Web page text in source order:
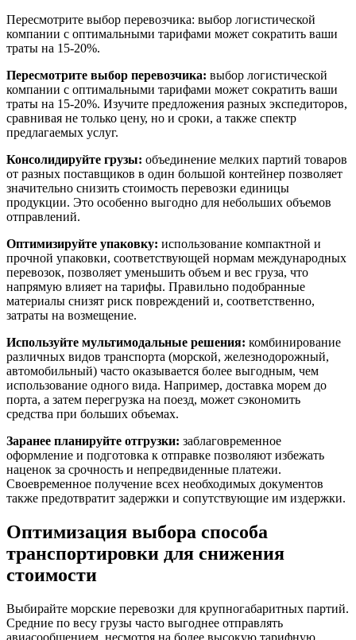
Пересмотрите выбор перевозчика: выбор логистической
компании с оптимальными тарифами может сократить ваши
траты на 15-20%.
Пересмотрите выбор перевозчика: выбор логистической
компании с оптимальными тарифами может сократить ваши
траты на 15-20%. Изучите предложения разных экспедиторов,
сравнивая не только цену, но и сроки, а также спектр
предлагаемых услуг.
Консолидируйте грузы: объединение мелких партий товаров
от разных поставщиков в один большой контейнер позволяет
значительно снизить стоимость перевозки единицы
продукции. Это особенно выгодно для небольших объемов
отправлений.
Оптимизируйте упаковку: использование компактной и
прочной упаковки, соответствующей нормам международных
перевозок, позволяет уменьшить объем и вес груза, что
напрямую влияет на тарифы. Правильно подобранные
материалы снизят риск повреждений и, соответственно,
затраты на возмещение.
Используйте мультимодальные решения: комбинирование
различных видов транспорта (морской, железнодорожный,
автомобильный) часто оказывается более выгодным, чем
использование одного вида. Например, доставка морем до
порта, а затем перегрузка на поезд, может сэкономить
средства при больших объемах.
Заранее планируйте отгрузки: заблаговременное
оформление и подготовка к отправке позволяют избежать
наценок за срочность и непредвиденные платежи.
Своевременное получение всех необходимых документов
также предотвратит задержки и сопутствующие им издержки.
Оптимизация выбора способа
транспортировки для снижения
стоимости
Выбирайте морские перевозки для крупногабаритных партий.
Средние по весу грузы часто выгоднее отправлять
авиасообщением, несмотря на более высокую тарифную